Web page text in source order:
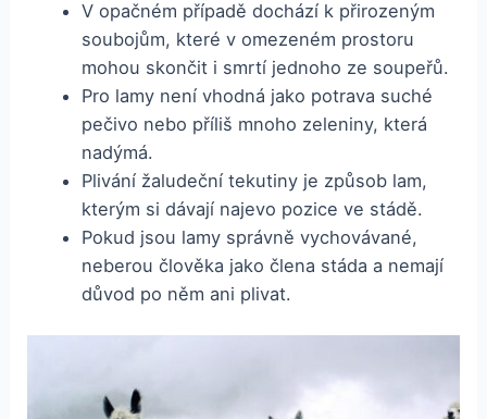
V opačném případě dochází k přirozeným
soubojům, které v omezeném prostoru
mohou skončit i smrtí jednoho ze soupeřů.
Pro lamy není vhodná jako potrava suché
pečivo nebo příliš mnoho zeleniny, která
nadýmá.
Plivání žaludeční tekutiny je způsob lam,
kterým si dávají najevo pozice ve stádě.
Pokud jsou lamy správně vychovávané,
neberou člověka jako člena stáda a nemají
důvod po něm ani plivat.